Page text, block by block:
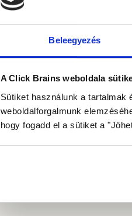
Beleegyezés
A Click Brains weboldala
Sütiket használunk a
weboldalforgalmunk
hogy fogadd el a sütiket a
ABC Gold parkoló